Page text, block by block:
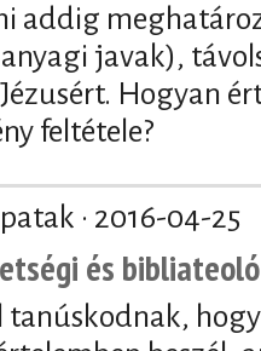
addig
javak),
Hogyan
feltétele?
· 2016-04-25
és